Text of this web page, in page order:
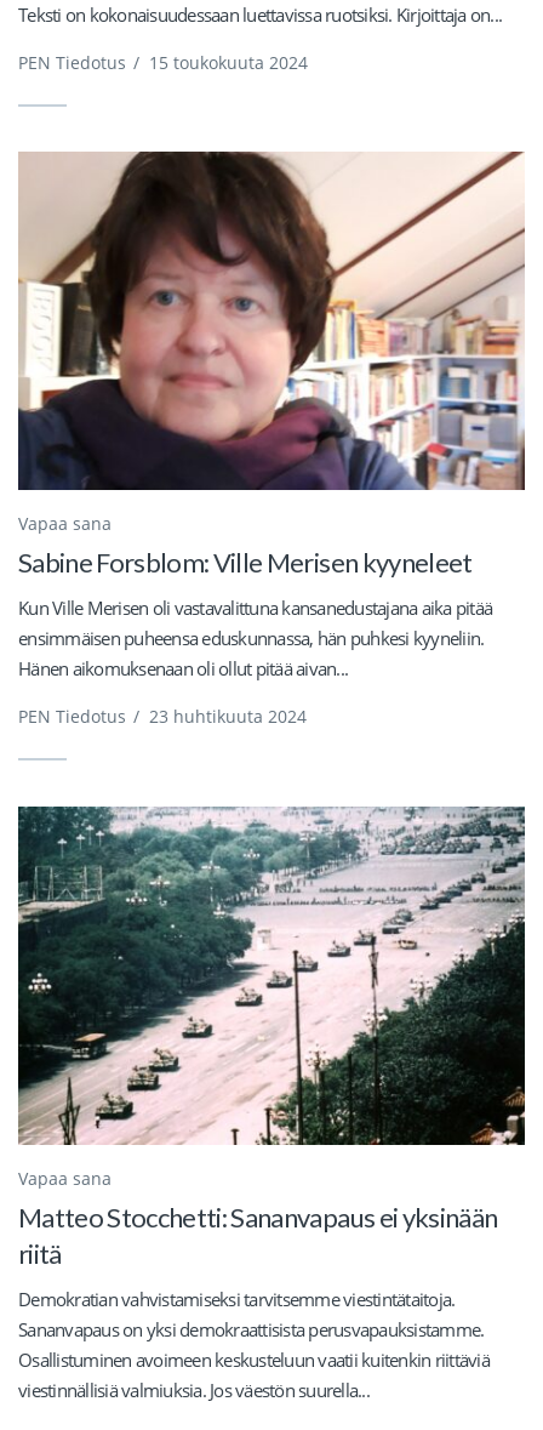
Teksti on kokonaisuudessaan luettavissa ruotsiksi. Kirjoittaja on...
PEN Tiedotus / 15 toukokuuta 2024
Vapaa sana
Sabine Forsblom: Ville Merisen kyyneleet
Kun Ville Merisen oli vastavalittuna kansanedustajana aika pitää
ensimmäisen puheensa eduskunnassa, hän puhkesi kyyneliin.
Hänen aikomuksenaan oli ollut pitää aivan...
PEN Tiedotus / 23 huhtikuuta 2024
Vapaa sana
Matteo Stocchetti: Sananvapaus ei yksinään
riitä
Demokratian vahvistamiseksi tarvitsemme viestintätaitoja.
Sananvapaus on yksi demokraattisista perusvapauksistamme.
Osallistuminen avoimeen keskusteluun vaatii kuitenkin riittäviä
viestinnällisiä valmiuksia. Jos väestön suurella...